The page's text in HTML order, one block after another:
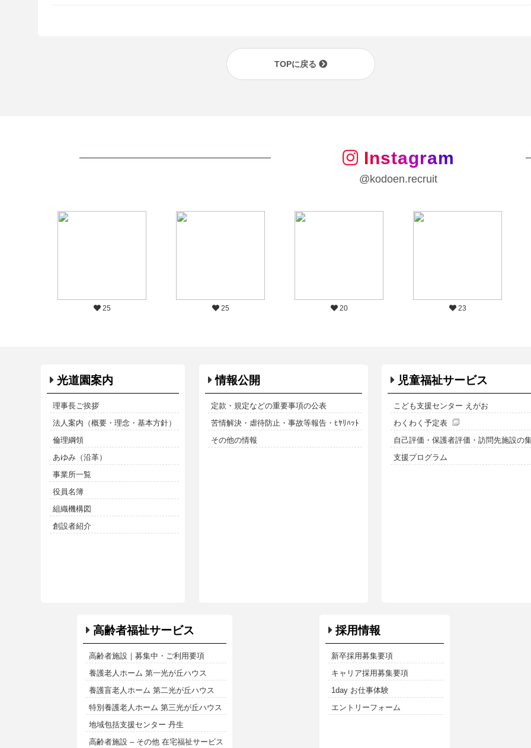
TOPに戻る
Instagram
@kodoen.recruit
25 25 20 23
光道園案内
理事長ご挨拶
法人案内（概要・理念・基本方針）
倫理綱領
あゆみ（沿革）
事業所一覧
役員名簿
組織機構図
創設者紹介
情報公開
定款・規定などの重要事項の公表
苦情解決・虐待防止・事故等報告・ﾋﾔﾘﾊｯﾄ
その他の情報
児童福祉サービス
こども支援センター えがお
わくわく予定表
自己評価・保護者評価・訪問先施設の
支援プログラム
高齢者福祉サービス
高齢者施設｜募集中・ご利用要項
養護老人ホーム 第一光が丘ハウス
養護盲老人ホーム 第二光が丘ハウス
特別養護老人ホーム 第三光が丘ハウス
地域包括支援センター 丹生
高齢者施設 – その他 在宅福祉サービス
採用情報
新卒採用募集要項
キャリア採用募集要項
1day お仕事体験
エントリーフォーム